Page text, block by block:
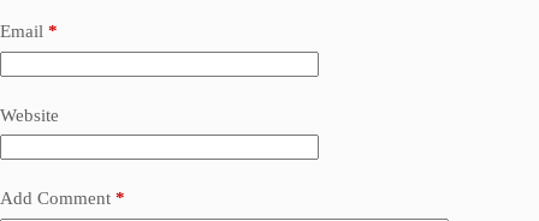
Email *
Website
Add Comment *